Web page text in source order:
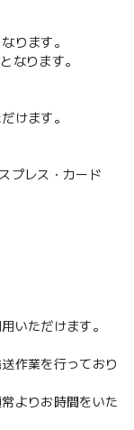
ります。
なります。
けます。
プレス・カード
いただけます。
作業を行っており
よりお時間をいた